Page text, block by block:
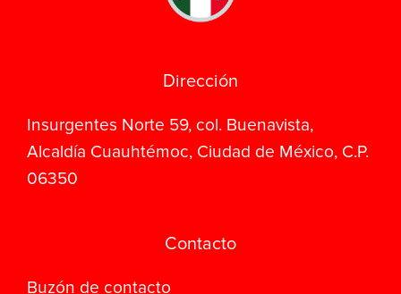
Dirección
Insurgentes Norte 59, col. Buenavista,
Alcaldía Cuauhtémoc, Ciudad de México, C.P.
06350
Contacto
Buzón de contacto